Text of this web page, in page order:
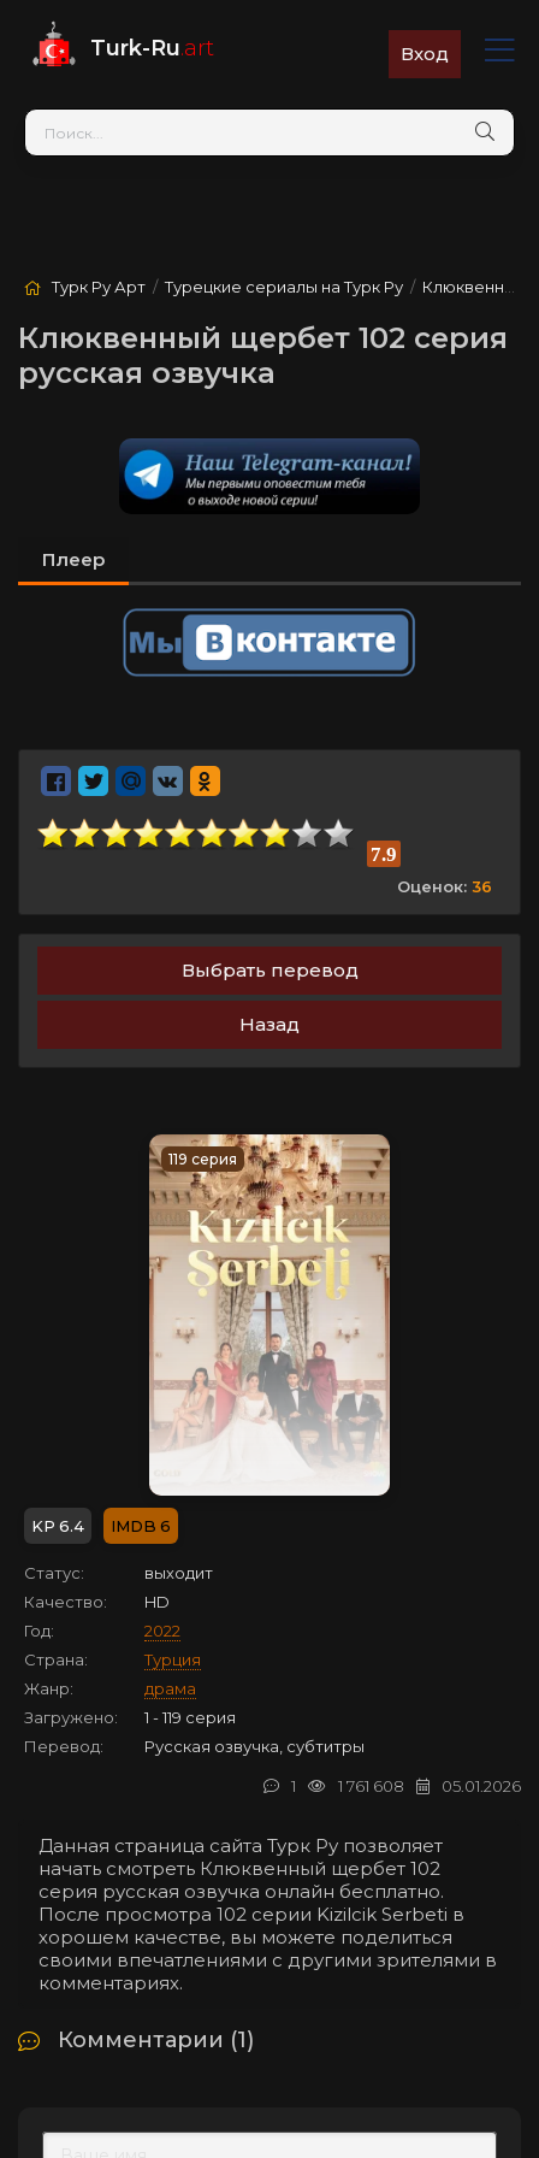
Turk-Ru.art Вход
Турк Ру Арт /Турецкие сериалы на Турк Ру / Клюквенный щербет
Клюквенный щербет 102 серия
русская озвучка
Плеер
7.9
Оценок: 36
Выбрать перевод
Назад
119 серия
6.4 6
Статус:
выходит
Качество:
HD
Год:
2022
Страна:
Турция
Жанр:
драма
Загружено:
1 - 119 серия
Перевод:
Русская озвучка, субтитры
05.01.2026
1 761 608
1
Данная страница сайта Турк Ру позволяет
начать смотреть Клюквенный щербет 102
серия русская озвучка онлайн бесплатно.
После просмотра 102 серии Kizilcik Serbeti в
хорошем качестве, вы можете поделиться
своими впечатлениями с другими зрителями в
комментариях.
Комментарии (1)